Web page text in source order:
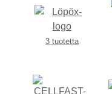
3 tuotetta